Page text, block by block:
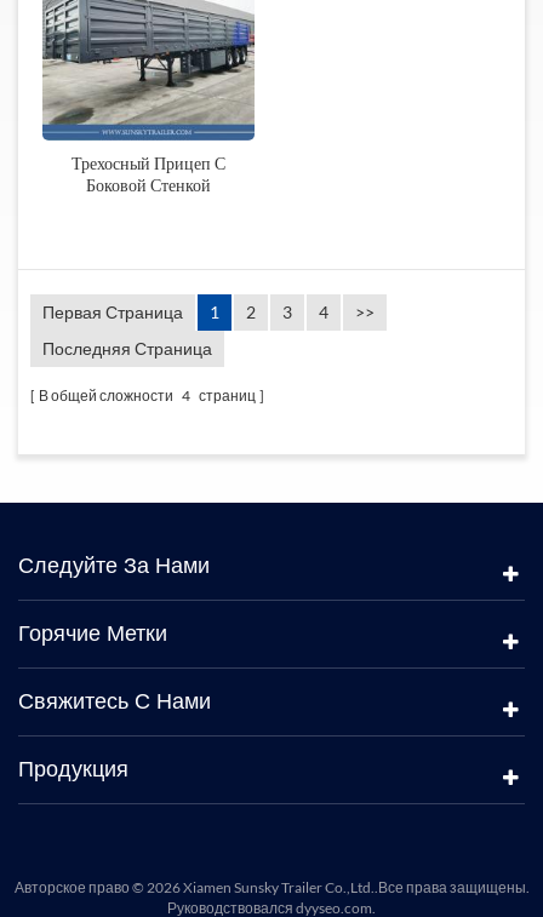
Трехосный Прицеп С
Боковой Стенкой
Первая Страница 1 2 3 4
>>
Последняя Страница
В общей сложности 4 страниц
Следуйте За Нами
Горячие Метки
Свяжитесь С Нами
Продукция
Авторское право © 2026 Xiamen Sunsky Trailer Co.,Ltd..Все права защищены.
Руководствовался dyyseo.com.